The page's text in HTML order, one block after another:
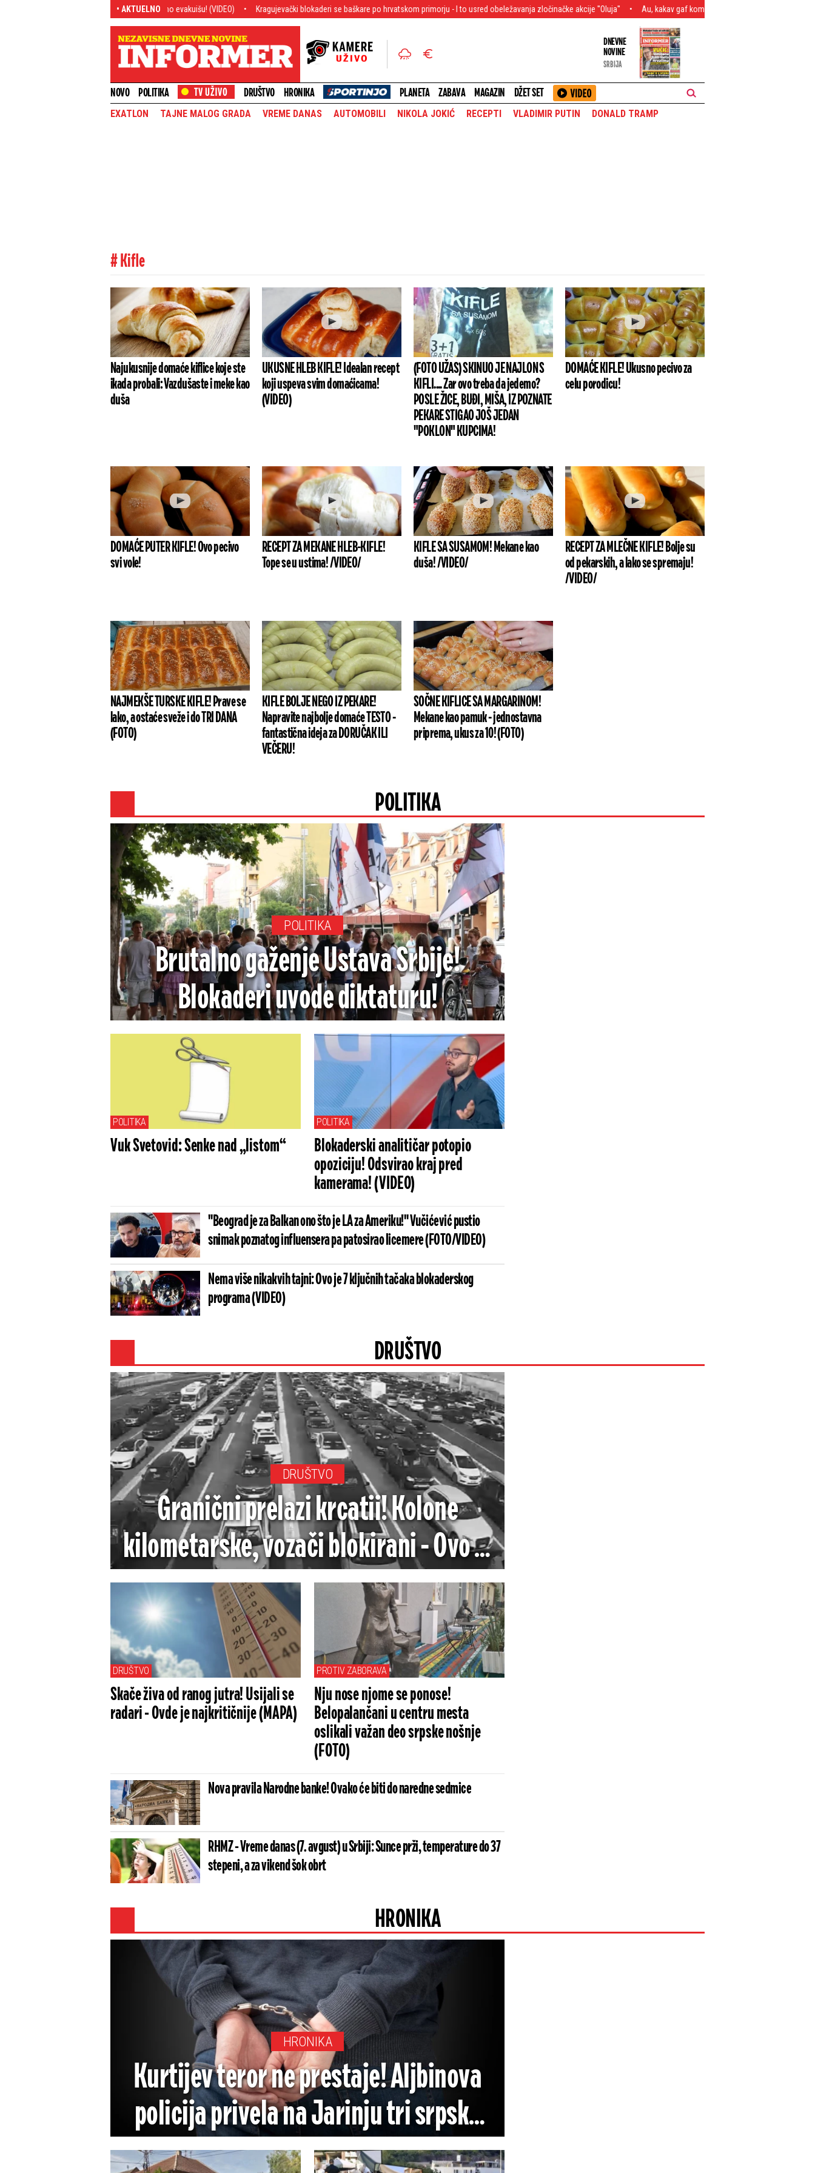
• AKTUELNO
gori šuma, meštani se hitno evakuišu! (VIDEO) Kragujevački blokaderi se baškare po hrvatskom primorju - I to usred obeležavanja zločinačke akcije ''Oluja'' Au, kakav gaf komentatora: "Grobari" ne mogu da poveruju šta je
DNEVNE
NOVINE
SRBIJA
NOVO POLITIKA DRUŠTVO HRONIKA PLANETA ZABAVA MAGAZIN DŽET SET
EXATLON TAJNE MALOG GRADA VREME DANAS AUTOMOBILI NIKOLA JOKIĆ RECEPTI VLADIMIR PUTIN DONALD TRAMP
# Kifle
Najukusnije domaće kiflice koje ste
ikada probali: Vazdušaste i meke kao
duša
UKUSNE HLEB KIFLE! Idealan recept
koji uspeva svim domaćicama!
(VIDEO)
(FOTO UŽAS) SKINUO JE NAJLON S
KIFLI.... Zar ovo treba da jedemo?
POSLE ŽICE, BUĐI, MIŠA, IZ POZNATE
PEKARE STIGAO JOŠ JEDAN
"POKLON" KUPCIMA!
DOMAĆE KIFLE! Ukusno pecivo za
celu porodicu!
DOMAĆE PUTER KIFLE! Ovo pecivo
svi vole!
RECEPT ZA MEKANE HLEB-KIFLE!
Tope se u ustima! /VIDEO/
KIFLE SA SUSAMOM! Mekane kao
duša! /VIDEO/
RECEPT ZA MLEČNE KIFLE! Bolje su
od pekarskih, a lako se spremaju!
/VIDEO/
NAJMEKŠE TURSKE KIFLE! Prave se
lako, a ostaće sveže i do TRI DANA
(FOTO)
KIFLE BOLJE NEGO IZ PEKARE!
Napravite najbolje domaće TESTO -
fantastična ideja za DORUČAK ILI
VEČERU!
SOČNE KIFLICE SA MARGARINOM!
Mekane kao pamuk - jednostavna
priprema, ukus za 10! (FOTO)
POLITIKA
POLITIKA
Brutalno gaženje Ustava Srbije!
Blokaderi uvode diktaturu!
POLITIKA
Vuk Svetovid: Senke nad „listom“
POLITIKA
Blokaderski analitičar potopio
opoziciju! Odsvirao kraj pred
kamerama! (VIDEO)
"Beograd je za Balkan ono što je LA za Ameriku!" Vučićević pustio
snimak poznatog influensera pa patosirao licemere (FOTO/VIDEO)
Nema više nikakvih tajni: Ovo je 7 ključnih tačaka blokaderskog
programa (VIDEO)
DRUŠTVO
DRUŠTVO
Granični prelazi krcatii! Kolone
kilometarske, vozači blokirani - Ovo je
najnovije stanje (FOTO)
DRUŠTVO
Skače živa od ranog jutra! Usijali se
radari - Ovde je najkritičnije (MAPA)
PROTIV ZABORAVA
Nju nose njome se ponose!
Belopalančani u centru mesta
oslikali važan deo srpske nošnje
(FOTO)
Nova pravila Narodne banke! Ovako će biti do naredne sedmice
RHMZ - Vreme danas (7. avgust) u Srbiji: Sunce prži, temperature do 37
stepeni, a za vikend šok obrt
HRONIKA
HRONIKA
Kurtijev teror ne prestaje! Aljbinova
policija privela na Jarinju tri srpska
policajca